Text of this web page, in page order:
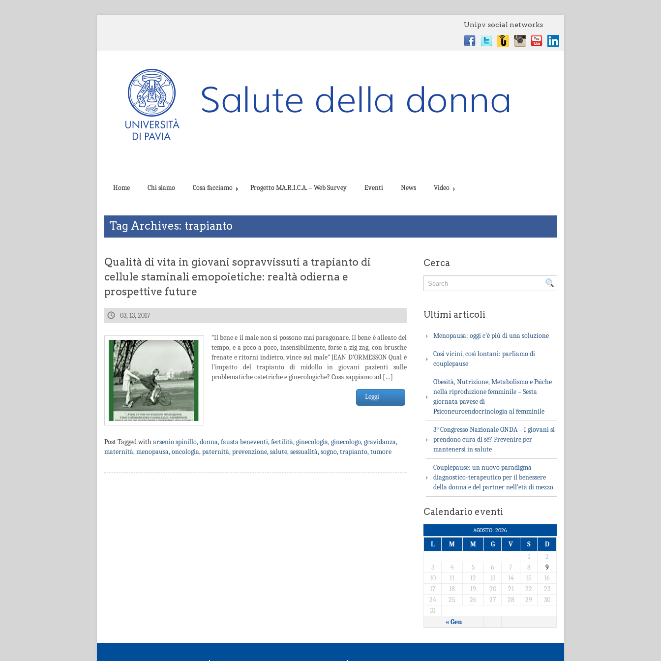
Unipv social networks
Home Chi siamo Cosa facciamo Progetto MA.R.I.C.A. – Web Survey Eventi News Video
Tag Archives: trapianto
Qualità di vita in giovani sopravvissuti a trapianto di
cellule staminali emopoietiche: realtà odierna e
prospettive future
03, 13, 2017
“Il bene e il male non si possono mai paragonare. Il bene è alleato del
tempo, e a poco a poco, insensibilmente, forse a zig zag, con brusche
frenate e ritorni indietro, vince sul male” JEAN D’ORMESSON Qual è
l’impatto del trapianto di midollo in giovani pazienti sulle
problematiche ostetriche e ginecologiche? Cosa sappiamo ad […]
Leggi
Post Tagged witharsenio spinillo,donna,fausta beneventi,fertilità,ginecologia,ginecologo,gravidanza,
maternità,menopausa,oncologia,paternità,prevenzione,salute,sessualità,sogno,trapianto,tumore
Cerca
Ultimi articoli
Menopausa: oggi c’è più di una soluzione
Così vicini, così lontani: parliamo di
couplepause
Obesità, Nutrizione, Metabolismo e Psiche
nella riproduzione femminile – Sesta
giornata pavese di
Psiconeuroendocrinologia al femminile
3° Congresso Nazionale ONDA – I giovani si
prendono cura di sé? Prevenire per
mantenersi in salute
Couplepause: un nuovo paradigma
diagnostico-terapeutico per il benessere
della donna e del partner nell’età di mezzo
Calendario eventi
AGOSTO: 2026
L M M G V S D
« Gen
1
2
3
4 5 6 7 8
9
10
11 12 13 14 15
16
17
18 19 20 21 22
23
24
25 26 27 28 29
30
31